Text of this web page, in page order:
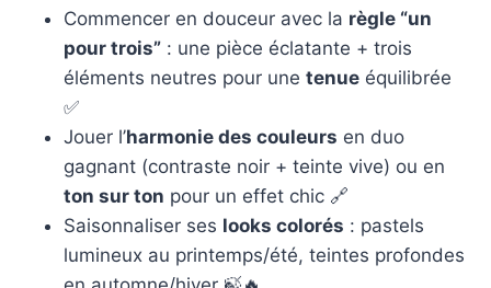
Commencer en douceur avec la règle “un
pour trois” : une pièce éclatante + trois
éléments neutres pour une tenue équilibrée
✅
Jouer l’harmonie des couleurs en duo
gagnant (contraste noir + teinte vive) ou en
ton sur ton pour un effet chic 🔗
Saisonnaliser ses looks colorés : pastels
lumineux au printemps/été, teintes profondes